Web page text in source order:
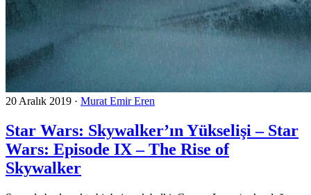
20 Aralık 2019 · Murat Emir Eren
Star Wars: Skywalker’ın Yükselişi – Star
Wars: Episode IX – The Rise of
Skywalker